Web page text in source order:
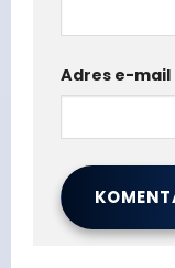
Adres e-mail